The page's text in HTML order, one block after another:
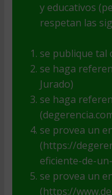
y educativos
respetan las
se publique tal
se haga
Jurado)
se haga
se provea un
(https://
eficiente-de-
se provea un
(https://